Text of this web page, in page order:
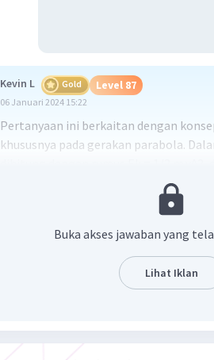
Kevin L Gold Level 87
06 Januari 2024 15:22
Pertanyaan ini berkaitan dengan
khususnya pada gerakan parabola.
benda dan v adalah kecepatan benda.
ditembakkan miring ke atas dengan
energi kinetik awal 400 J. Kita diminta
benda pada saat mencapai titik
Buka akses jawaban yang
Lihat Iklan